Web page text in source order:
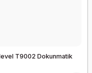
T9002 Dokunmatik